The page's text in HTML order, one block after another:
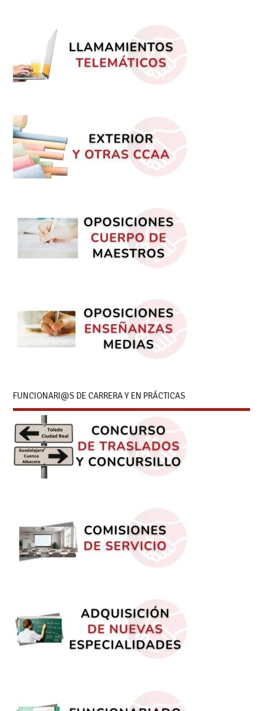
FUNCIONARI@S DE CARRERA Y EN PRÁCTICAS